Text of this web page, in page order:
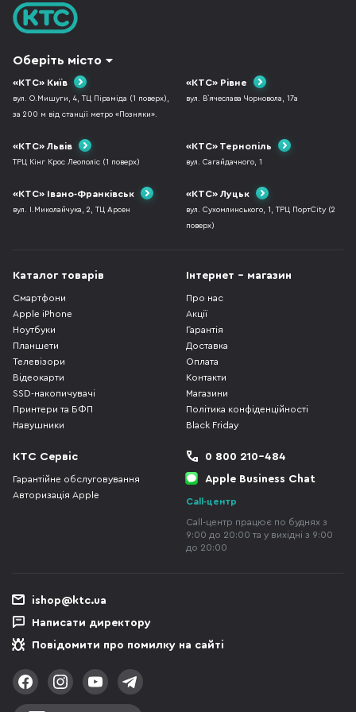
Оберіть місто
«КТС» Київ
вул. О.Мишуги, 4, ТЦ Піраміда (1 поверх),
за 200 м від станції метро «Позняки».
«КТС» Рівне
вул. В`ячеслава Чорновола, 17а
«КТС» Львів
ТРЦ Кінг Крос Леополіс (1 поверх)
«КТС» Тернопіль
вул. Сагайдачного, 1
«КТС» Івано-Франківськ
вул. І.Миколайчука, 2, ТЦ Арсен
«КТС» Луцьк
вул. Сухомлинського, 1, ТРЦ ПортCity (2
поверх)
Каталог товарів
Смартфони
Apple iPhone
Ноутбуки
Планшети
Телевізори
Відеокарти
SSD-накопичувачі
Принтери та БФП
Навушники
Інтернет - магазин
Про нас
Акції
Гарантія
Доставка
Оплата
Контакти
Магазини
Політика конфіденційності
Black Friday
КТС Сервіс
Гарантійне обслуговування
Авторизація Apple
0 800 210-484
Apple Business Chat
Call-центр
Call-центр працює по буднях з
9:00 до 20:00 та у вихідні з 9:00
до 20:00
ishop@ktc.ua
Написати директору
Повідомити про помилку на сайті